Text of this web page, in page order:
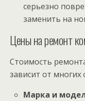
серьезно
заменить на
Цены на ремонт
Стоимость
зависит от многих
Марка и